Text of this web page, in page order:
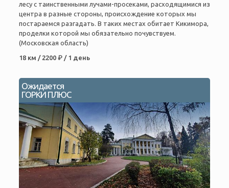
лесу с таинственными лучами-просеками, расходящимися из
центра в разные стороны, происхождение которых мы
постараемся разгадать. В таких местах обитает Кикимора,
проделки которой мы обязательно почувствуем.
(Московская область)
18 км / 2200 ₽ / 1 день
Ожидается
ГОРКИ ПЛЮС